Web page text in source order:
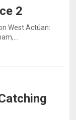
2
West Actúan: